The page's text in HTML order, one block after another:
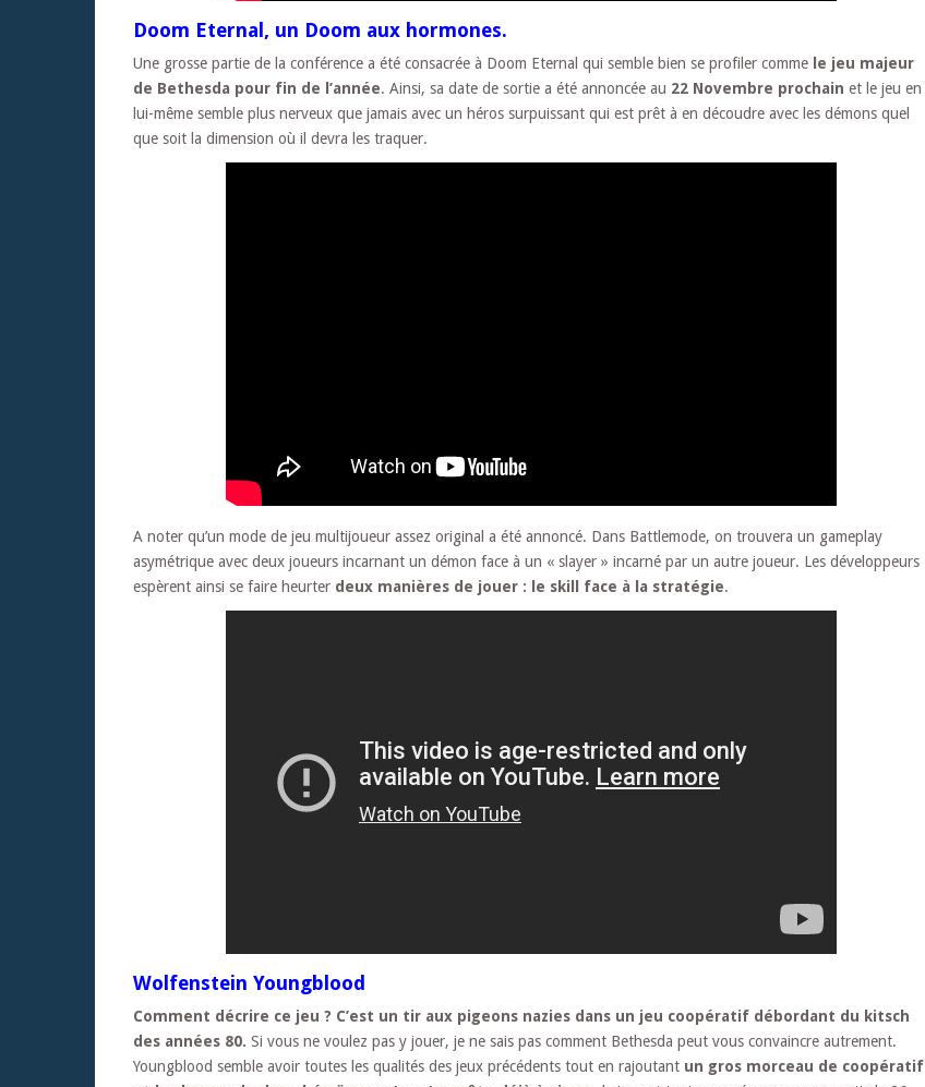
Doom Eternal, un Doom aux hormones.
Une grosse partie de la conférence a été consacrée à Doom Eternal qui semble bien se profiler comme le jeu majeur
de Bethesda pour fin de l’année. Ainsi, sa date de sortie a été annoncée au 22 Novembre prochain et le jeu en
lui-même semble plus nerveux que jamais avec un héros surpuissant qui est prêt à en découdre avec les démons quel
que soit la dimension où il devra les traquer.
A noter qu’un mode de jeu multijoueur assez original a été annoncé. Dans Battlemode, on trouvera un gameplay
asymétrique avec deux joueurs incarnant un démon face à un « slayer » incarné par un autre joueur. Les développeurs
espèrent ainsi se faire heurter deux manières de jouer : le skill face à la stratégie.
Wolfenstein Youngblood
Comment décrire ce jeu ? C’est un tir aux pigeons nazies dans un jeu coopératif débordant du kitsch
des années 80. Si vous ne voulez pas y jouer, je ne sais pas comment Bethesda peut vous convaincre autrement.
Youngblood semble avoir toutes les qualités des jeux précédents tout en rajoutant un gros morceau de coopératif